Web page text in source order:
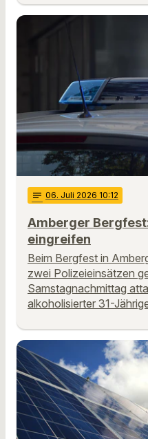
notes 06. Juli 2026 10:12
Amberger
eingreifen
Beim Bergfest in
zwei Polizeieinsätzen
Samstagnachmittag
alkoholisierter 31-